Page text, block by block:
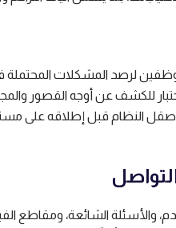
لرصد المشكلات المحتملة
للكشف عن أوجه القصور
النظام قبل إطلاقه على
والأسئلة الشائعة، ومقاطع